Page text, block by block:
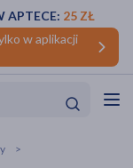
w aplikacji
APTECE: 25 ZŁ